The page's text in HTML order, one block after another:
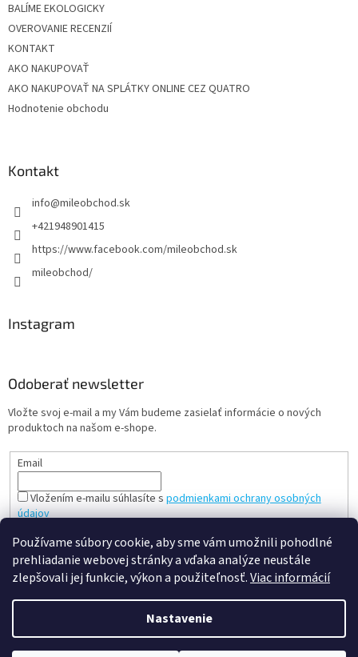
Používame súbory cookie, aby sme vám umožnili pohodlné
prehliadanie webovej stránky a vďaka analýze neustále
zlepšovali jej funkcie, výkon a použiteľnosť.Viac informácií
Nastavenie
BALÍME EKOLOGICKY
OVEROVANIE RECENZIÍ
KONTAKT
AKO NAKUPOVAŤ
AKO NAKUPOVAŤ NA SPLÁTKY ONLINE CEZ QUATRO
Hodnotenie obchodu
Kontakt
info@mileobchod.sk
+421948901415
https://www.facebook.com/mileobchod.sk
mileobchod/
Instagram
Odoberať newsletter
Vložte svoj e-mail a my Vám budeme zasielať informácie o nových
produktoch na našom e-shope.
Email
Vložením e-mailu súhlasíte s podmienkami ochrany osobných
údajov
PRIHLÁSIŤ SA